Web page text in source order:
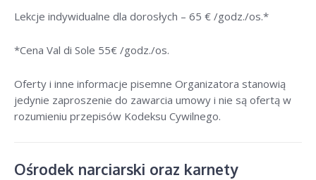
Lekcje indywidualne dla dorosłych – 65 € /godz./os.*
*Cena Val di Sole 55€ /godz./os.
Oferty i inne informacje pisemne Organizatora stanowią
jedynie zaproszenie do zawarcia umowy i nie są ofertą w
rozumieniu przepisów Kodeksu Cywilnego.
Ośrodek narciarski oraz karnety